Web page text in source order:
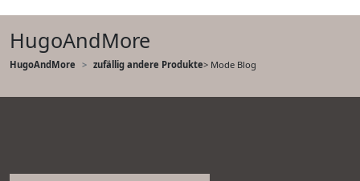
HugoAndMore
HugoAndMore zufällig andere Produkte> Mode Blog